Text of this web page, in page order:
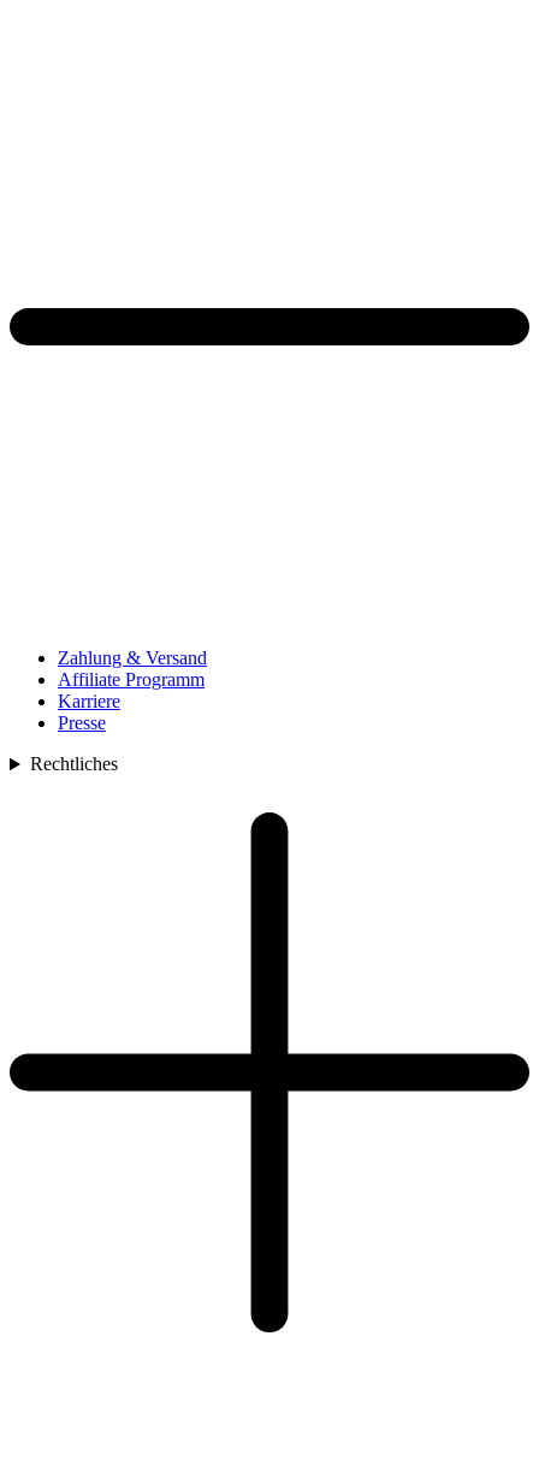
Zahlung & Versand
Affiliate Programm
Karriere
Presse
Rechtliches